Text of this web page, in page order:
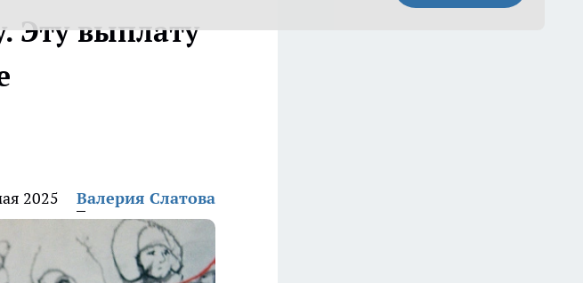
Эту выплату
2025 Валерия Слатова